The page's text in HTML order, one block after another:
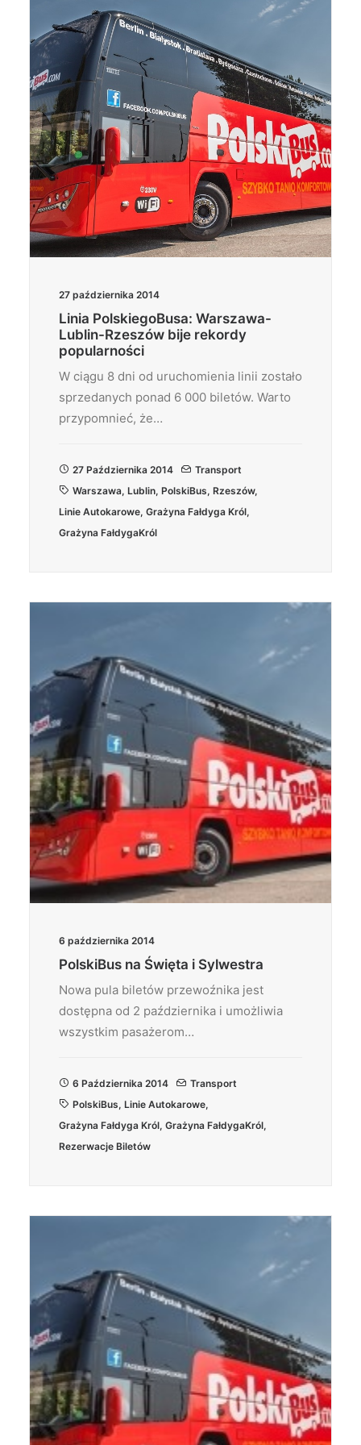
Wyszukiwanie
27 października 2014
Linia PolskiegoBusa: Warszawa-
Lublin-Rzeszów bije rekordy
popularności
W ciągu 8 dni od uruchomienia linii zostało
sprzedanych ponad 6 000 biletów. Warto
przypomnieć, że…
27 Października 2014
Transport
Warszawa, Lublin, PolskiBus, Rzeszów,
Linie Autokarowe, Grażyna Fałdyga Król,
Grażyna FałdygaKról
6 października 2014
PolskiBus na Święta i Sylwestra
Nowa pula biletów przewoźnika jest
dostępna od 2 października i umożliwia
wszystkim pasażerom…
6 Października 2014
Transport
PolskiBus, Linie Autokarowe,
Grażyna Fałdyga Król, Grażyna FałdygaKról,
Rezerwacje Biletów